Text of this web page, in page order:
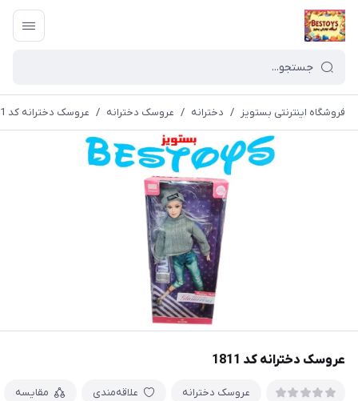
فروشگاه اینترنتی بستویز / دخترانه / عروسک دخترانه / عروسک دخترانه کد 1811
عروسک دخترانه کد 1811
عروسک دخترانه علاقه‌مندی مقایسه